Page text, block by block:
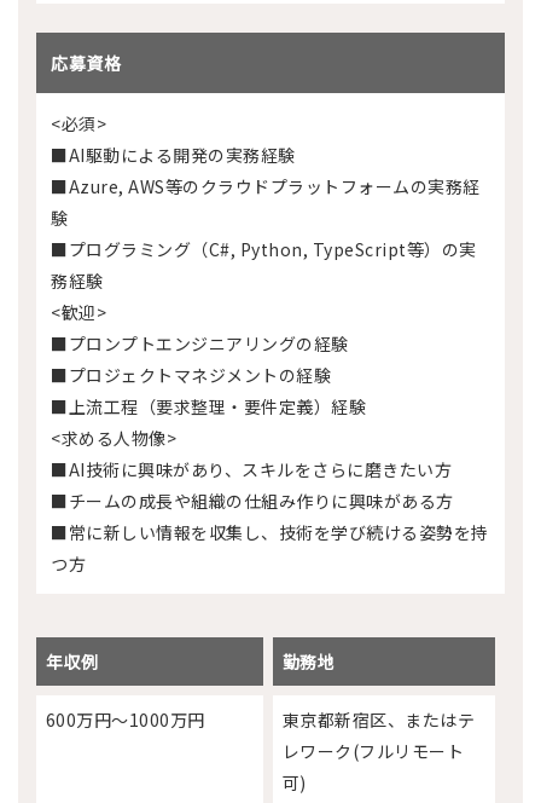
応募資格
<必須>
■AI駆動による開発の実務経験
■Azure, AWS等のクラウドプラットフォームの実務経
験
■プログラミング（C#, Python, TypeScript等）の実
務経験
<歓迎>
■プロンプトエンジニアリングの経験
■プロジェクトマネジメントの経験
■上流工程（要求整理・要件定義）経験
<求める人物像>
■AI技術に興味があり、スキルをさらに磨きたい方
■チームの成長や組織の仕組み作りに興味がある方
■常に新しい情報を収集し、技術を学び続ける姿勢を持
つ方
年収例 勤務地
600万円～1000万円
東京都新宿区、またはテ
レワーク(フルリモート
可)